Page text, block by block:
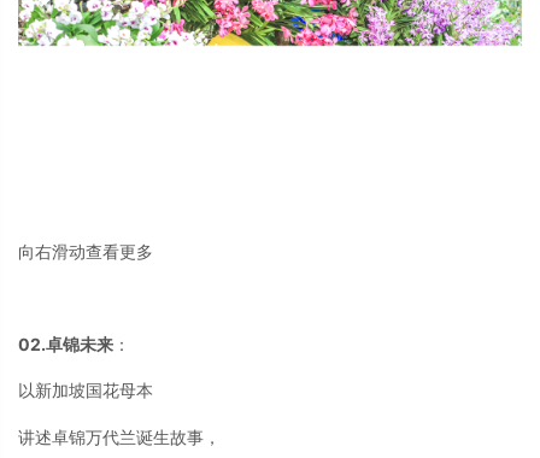
向右滑动查看更多
02.卓锦未来 ：
以新加坡国花母本
讲述卓锦万代兰诞生故事，